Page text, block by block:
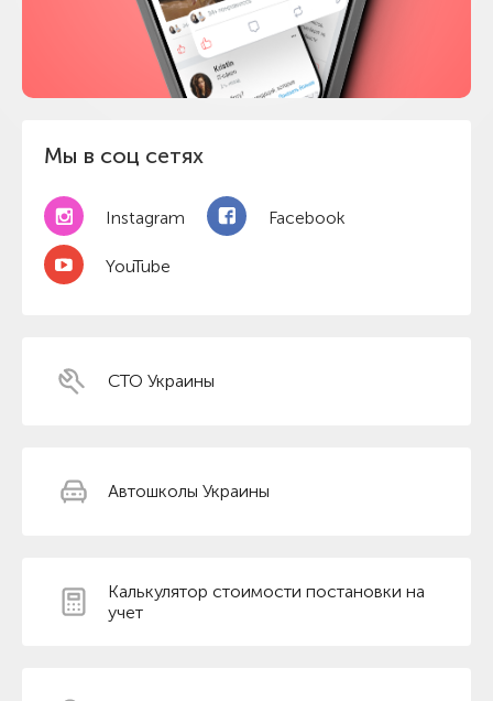
Мы в соц сетях
Instagram Facebook
YouTube
СТО Украины
Автошколы Украины
Калькулятор стоимости постановки на
учет